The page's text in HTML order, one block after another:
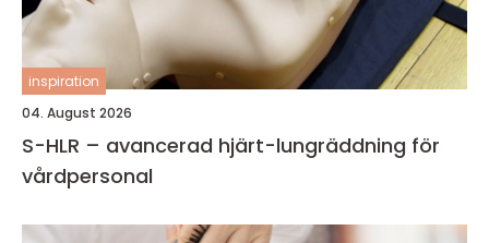
inspiration
04. August 2026
S-HLR – avancerad hjärt-lungräddning för
vårdpersonal